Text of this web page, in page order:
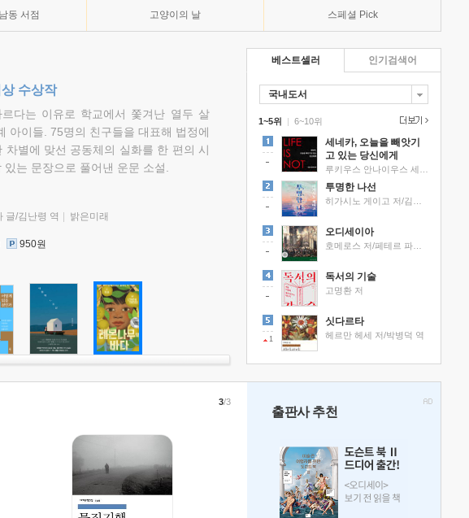
동 서점 고양이의 날 스페셜 Pick
수상작
다는 이유로 학교에서 쫓겨난 열두 살
아이들. 75명의 친구들을 대표해 법정에
차별에 맞선 공동체의 실화를 한 편의 시
는 문장으로 풀어낸 운문 소설.
글/김난령 역 밝은미래
950원
베스트셀러
국내도서
1~5위 |
세네카, 오늘을 빼앗기
고 있는 당신에게
투명한 나선
오디세이아
독서의 기술
고명환 저
1
싯다르타
헤르만 헤세 저/박병덕 역
6~10위
인기검색어
3/3
출판사 추천